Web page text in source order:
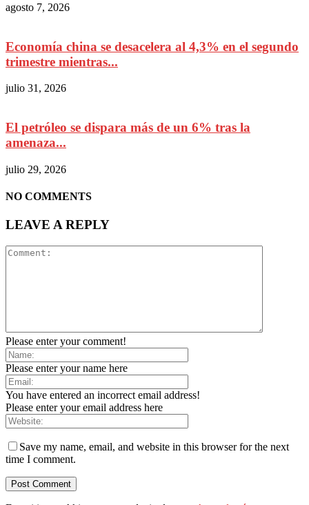
agosto 7, 2026
Economía china se desacelera al 4,3% en el segundo
trimestre mientras...
julio 31, 2026
El petróleo se dispara más de un 6% tras la
amenaza...
julio 29, 2026
NO COMMENTS
LEAVE A REPLY
Please enter your comment!
Please enter your name here
You have entered an incorrect email address!
Please enter your email address here
Save my name, email, and website in this browser for the next
time I comment.